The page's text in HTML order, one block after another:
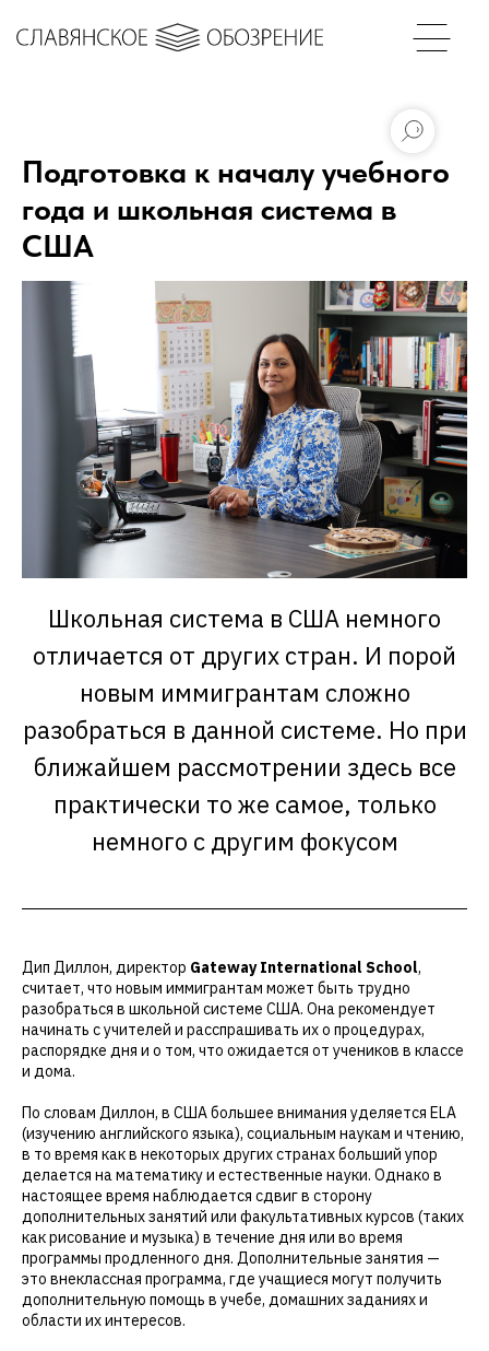
Подготовка к началу учебного
года и школьная система в
США
Школьная система в США немного
отличается от других стран. И порой
новым иммигрантам сложно
разобраться в данной системе. Но при
ближайшем рассмотрении здесь все
практически то же самое, только
немного с другим фокусом
Дип Диллон, директор Gateway International School,
считает, что новым иммигрантам может быть трудно
разобраться в школьной системе США. Она рекомендует
начинать с учителей и расспрашивать их о процедурах,
распорядке дня и о том, что ожидается от учеников в классе
и дома.
По словам Диллон, в США большее внимания уделяется ELA
(изучению английского языка), социальным наукам и чтению,
в то время как в некоторых других странах больший упор
делается на математику и естественные науки. Однако в
настоящее время наблюдается сдвиг в сторону
дополнительных занятий или факультативных курсов (таких
как рисование и музыка) в течение дня или во время
программы продленного дня. Дополнительные занятия —
это внеклассная программа, где учащиеся могут получить
дополнительную помощь в учебе, домашних заданиях и
области их интересов.